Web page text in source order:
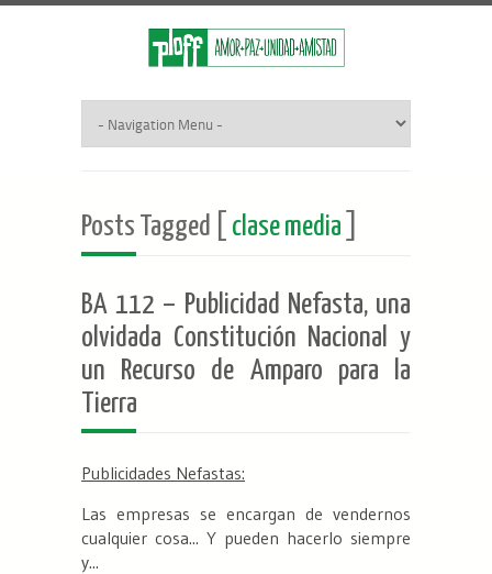
Posts Tagged [ clase media
BA 112 – Publicidad Nefasta, una
olvidada Constitución Nacional y
un Recurso de Amparo para la
Tierra
Publicidades Nefastas:
Las empresas se encargan de vendernos
cualquier cosa... Y pueden hacerlo siempre
y...